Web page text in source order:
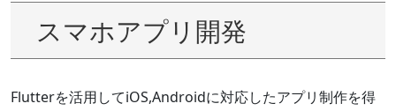
スマホアプリ開発
Flutterを活用してiOS,Androidに対応したアプリ制作を得